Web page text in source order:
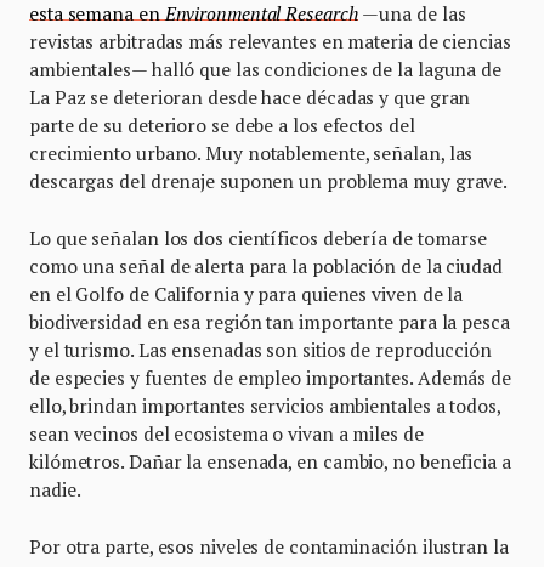
esta semana enEnvironmental Research —una de las
revistas arbitradas más relevantes en materia de ciencias
ambientales— halló que las condiciones de la laguna de
La Paz se deterioran desde hace décadas y que gran
parte de su deterioro se debe a los efectos del
crecimiento urbano. Muy notablemente, señalan, las
descargas del drenaje suponen un problema muy grave.
Lo que señalan los dos científicos debería de tomarse
como una señal de alerta para la población de la ciudad
en el Golfo de California y para quienes viven de la
biodiversidad en esa región tan importante para la pesca
y el turismo. Las ensenadas son sitios de reproducción
de especies y fuentes de empleo importantes. Además de
ello, brindan importantes servicios ambientales a todos,
sean vecinos del ecosistema o vivan a miles de
kilómetros. Dañar la ensenada, en cambio, no beneficia a
nadie.
Por otra parte, esos niveles de contaminación ilustran la